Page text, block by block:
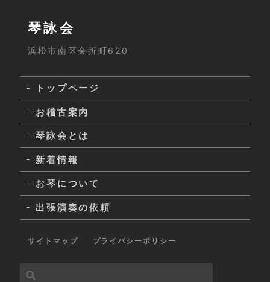
琴詠会
浜松市南区金折町620
トップページ
お稽古案内
琴詠会とは
新着情報
お琴について
出張演奏の依頼
サイトマップ プライバシーポリシー